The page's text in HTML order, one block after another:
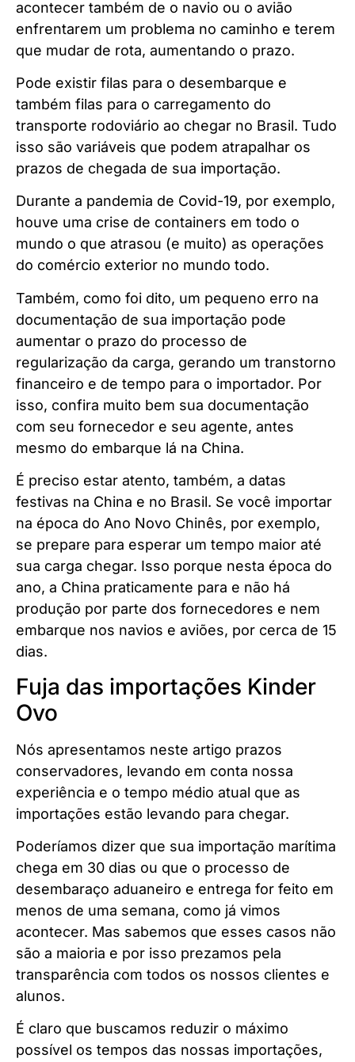
acontecer também de o navio ou o avião
enfrentarem um problema no caminho e terem
que mudar de rota, aumentando o prazo.
Pode existir filas para o desembarque e
também filas para o carregamento do
transporte rodoviário ao chegar no Brasil. Tudo
isso são variáveis que podem atrapalhar os
prazos de chegada de sua importação.
Durante a pandemia de Covid-19, por exemplo,
houve uma crise de containers em todo o
mundo o que atrasou (e muito) as operações
do comércio exterior no mundo todo.
Também, como foi dito, um pequeno erro na
documentação de sua importação pode
aumentar o prazo do processo de
regularização da carga, gerando um transtorno
financeiro e de tempo para o importador. Por
isso, confira muito bem sua documentação
com seu fornecedor e seu agente, antes
mesmo do embarque lá na China.
É preciso estar atento, também, a datas
festivas na China e no Brasil. Se você importar
na época do Ano Novo Chinês, por exemplo,
se prepare para esperar um tempo maior até
sua carga chegar. Isso porque nesta época do
ano, a China praticamente para e não há
produção por parte dos fornecedores e nem
embarque nos navios e aviões, por cerca de 15
dias.
Fuja das importações Kinder
Ovo
Nós apresentamos neste artigo prazos
conservadores, levando em conta nossa
experiência e o tempo médio atual que as
importações estão levando para chegar.
Poderíamos dizer que sua importação marítima
chega em 30 dias ou que o processo de
desembaraço aduaneiro e entrega for feito em
menos de uma semana, como já vimos
acontecer. Mas sabemos que esses casos não
são a maioria e por isso prezamos pela
transparência com todos os nossos clientes e
alunos.
É claro que buscamos reduzir o máximo
possível os tempos das nossas importações,